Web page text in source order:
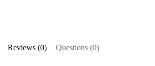
Reviews (0) Questions (0)